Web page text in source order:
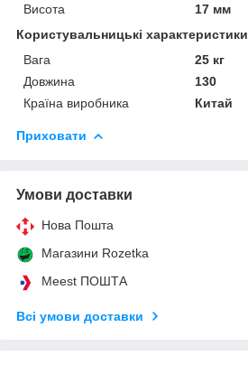
Висота
17 мм
Користувальницькі характеристики
Вага
25 кг
Довжина
130
Країна виробника
Китай
Приховати
Умови доставки
Нова Пошта
Магазини Rozetka
Meest ПОШТА
Всі умови доставки